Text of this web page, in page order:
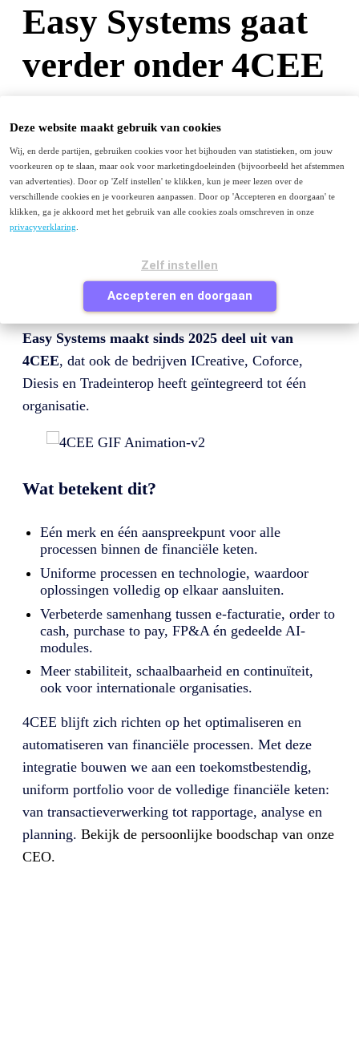
Deze website maakt gebruik van cookies
Wij, en derde partijen, gebruiken cookies voor het bijhouden van statistieken, om jouw
voorkeuren op te slaan, maar ook voor marketingdoeleinden (bijvoorbeeld het afstemmen
van advertenties). Door op 'Zelf instellen' te klikken, kun je meer lezen over de
verschillende cookies en je voorkeuren aanpassen. Door op 'Accepteren en doorgaan' te
klikken, ga je akkoord met het gebruik van alle cookies zoals omschreven in onze
privacyverklaring
Zelf instellen
Accepteren en doorgaan
Easy Systems gaat
verder onder 4CEE
Menu
Purchase to Pay
E-facturatie
Peppol
Contact
Je bezoekt deze pagina waarschijnlijk omdat je van
komt en op zoek bent naar Easy
Systems of naar informatie over factuurverwerking of
purchase to pay.
Easy Systems maakt sinds 2025 deel uit van
4CEE, dat ook de bedrijven ICreative, Coforce,
Diesis en Tradeinterop heeft geïntegreerd tot één
organisatie.
Wat betekent dit?
Eén merk en één aanspreekpunt voor alle
processen binnen de financiële keten.
Uniforme processen en technologie, waardoor
oplossingen volledig op elkaar aansluiten.
Verbeterde samenhang tussen e-facturatie, order to
cash, purchase to pay, FP&A én gedeelde AI-
modules.
Meer stabiliteit, schaalbaarheid en continuïteit,
ook voor internationale organisaties.
4CEE blijft zich richten op het optimaliseren en
automatiseren van financiële processen. Met deze
integratie bouwen we aan een toekomstbestendig,
uniform portfolio voor de volledige financiële keten:
van transactieverwerking tot rapportage, analyse en
planning. Bekijk de persoonlijke boodschap van onze
CEO.